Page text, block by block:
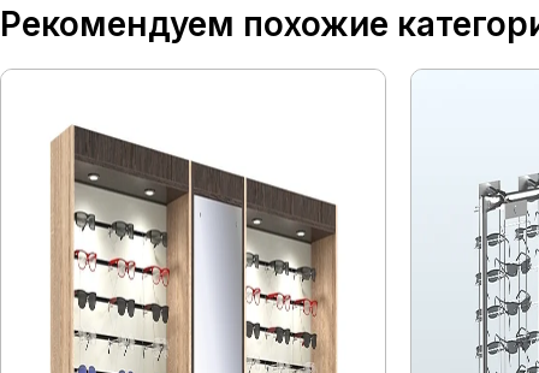
Рекомендуем похожие